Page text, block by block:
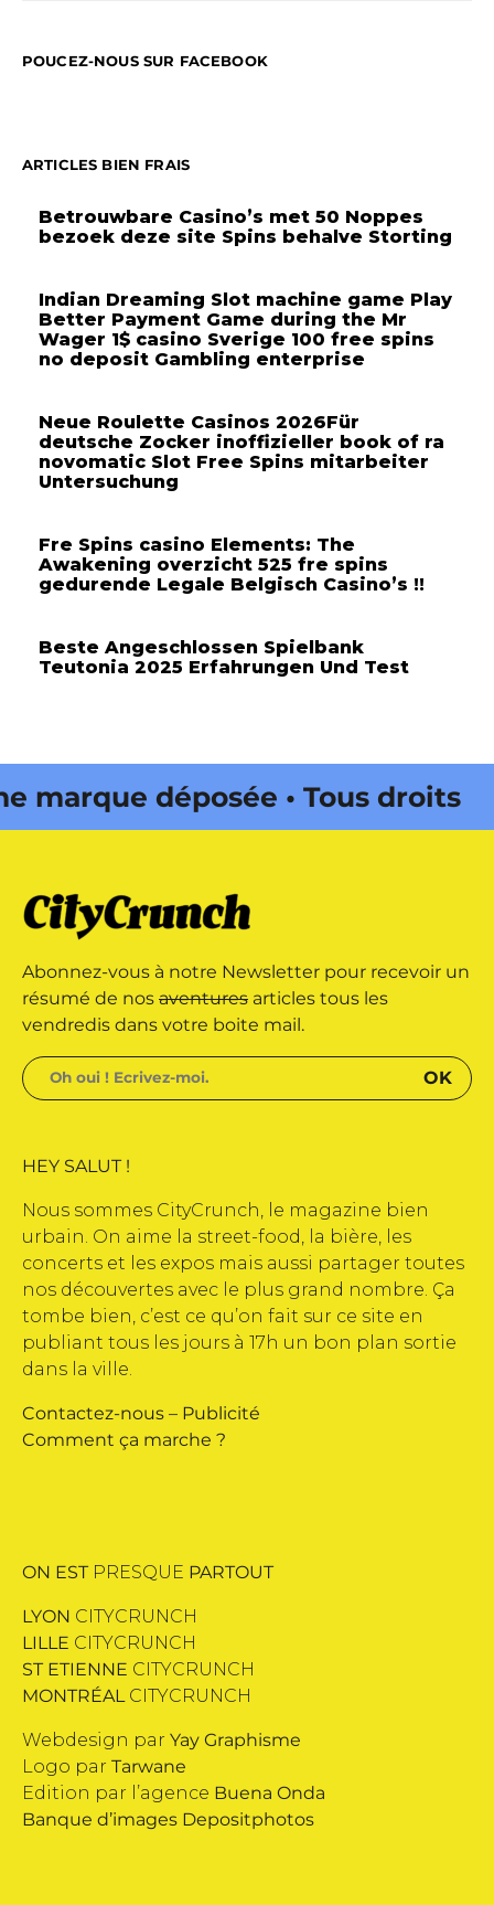
POUCEZ-NOUS SUR FACEBOOK
ARTICLES BIEN FRAIS
Betrouwbare Casino’s met 50 Noppes
bezoek deze site Spins behalve Storting
Indian Dreaming Slot machine game Play
Better Payment Game during the Mr
Wager 1$ casino Sverige 100 free spins
no deposit Gambling enterprise
Neue Roulette Casinos 2026Für
deutsche Zocker inoffizieller book of ra
novomatic Slot Free Spins mitarbeiter
Untersuchung
Fre Spins casino Elements: The
Awakening overzicht 525 fre spins
gedurende Legale Belgisch Casino’s !!
Beste Angeschlossen Spielbank
Teutonia 2025 Erfahrungen Und Test
déposée • Tous droits
déposée • Tous droits
par Buena Onda Web •
Abonnez-vous à notre Newsletter pour recevoir un
résumé de nos aventures articles tous les
vendredis dans votre boite mail.
HEY SALUT !
Nous sommes CityCrunch, le magazine bien
urbain. On aime la street-food, la bière, les
concerts et les expos mais aussi partager toutes
nos découvertes avec le plus grand nombre. Ça
tombe bien, c’est ce qu’on fait sur ce site en
publiant tous les jours à 17h un bon plan sortie
dans la ville.
Contactez-nous – Publicité
Comment ça marche ?
ON EST PRESQUE PARTOUT
LYON CITYCRUNCH
LILLE CITYCRUNCH
ST ETIENNE CITYCRUNCH
MONTRÉALCITYCRUNCH
Webdesign par Yay Graphisme
Logo par Tarwane
Edition par l’agence Buena Onda
Banque d’images Depositphotos